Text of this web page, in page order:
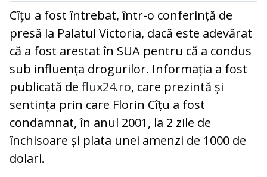
Cîțu a fost întrebat, într-o conferință de
presă la Palatul Victoria, dacă este adevărat
că a fost arestat în SUA pentru că a condus
sub influența drogurilor. Informația a fost
publicată de flux24.ro, care prezintă și
sentința prin care Florin Cîțu a fost
condamnat, în anul 2001, la 2 zile de
închisoare și plata unei amenzi de 1000 de
dolari.